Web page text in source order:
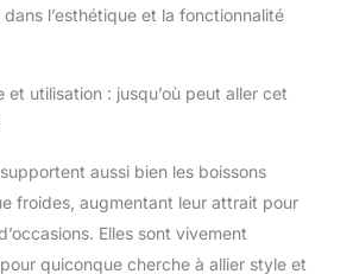
l’esthétique et la fonctionnalité
et utilisation : jusqu’où peut aller cet
aussi bien les boissons
froides, augmentant leur attrait pour
Elles sont vivement
quiconque cherche à allier style et